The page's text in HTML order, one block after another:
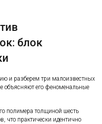
блок
и разберем три малоизвестных
объясняют его феноменальные
полимера толщиной шесть
что практически идентично